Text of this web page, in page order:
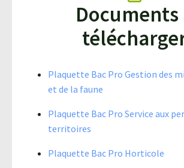
Documents
Plaquette Bac Pro Gestion des
et de la faune
Plaquette Bac Pro Service aux
territoires
Plaquette Bac Pro Horticole